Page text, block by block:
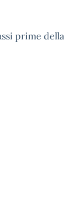
prime della